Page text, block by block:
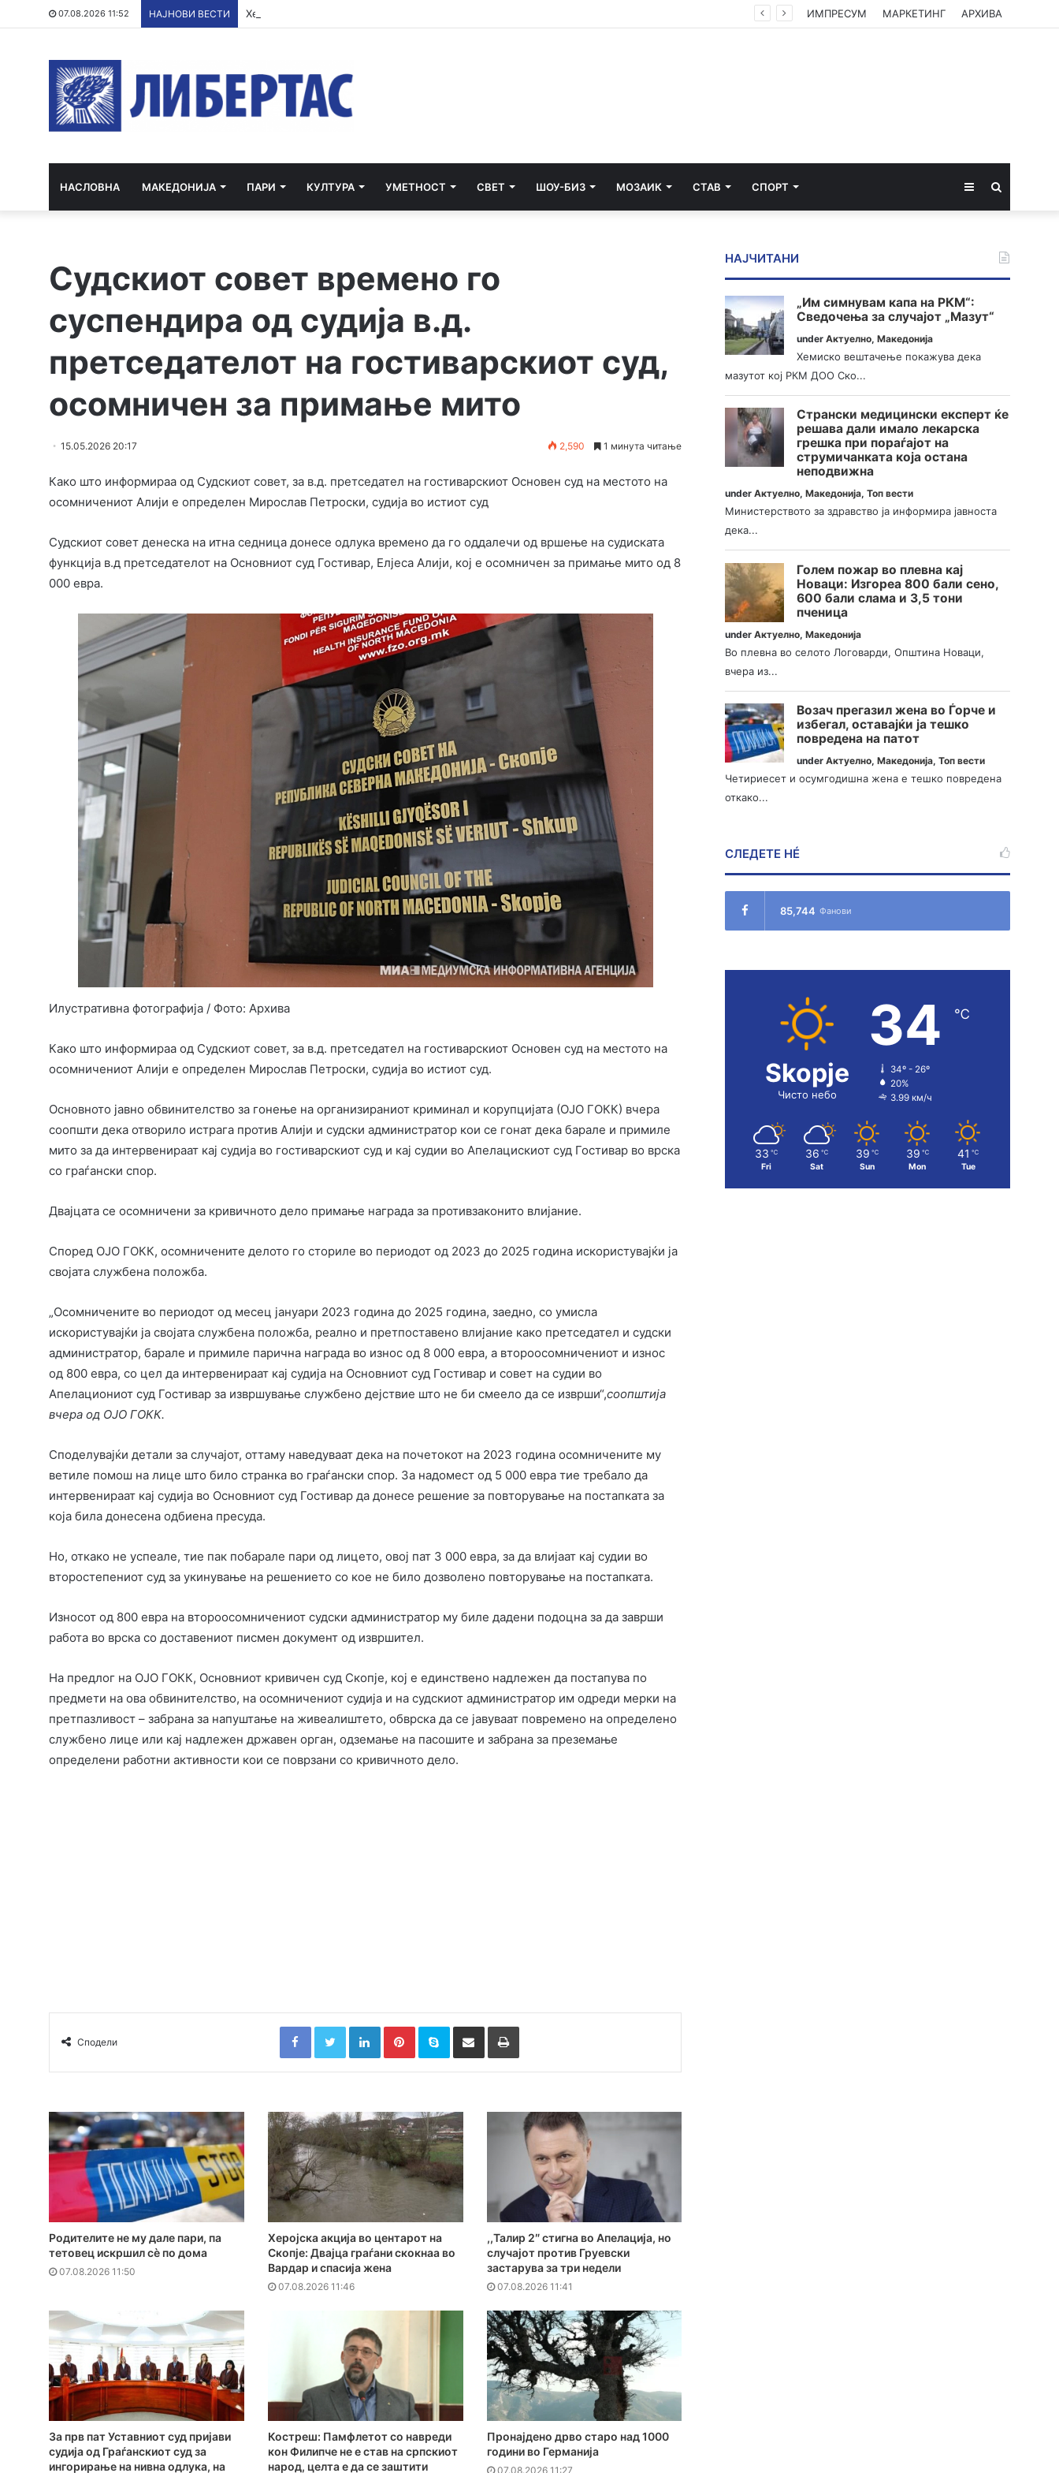
07.08.2026 11:52 НАЈНОВИ ВЕСТИ Херојска акција во центарот на Скопје: Двајца граѓани скокнаа во Вардар и спасија жена ИМПРЕСУМ МАРКЕТИНГ АРХИВА
НАСЛОВНА МАКЕДОНИЈА ПАРИ КУЛТУРА УМЕТНОСТ СВЕТ ШОУ-БИЗ МОЗАИК СТАВ СПОРТ Sidebar
Судскиот совет времено го
суспендира од судија в.д.
претседателот на гостиварскиот суд,
осомничен за примање мито
15.05.2026 20:17 2,590 1 минута читање
Како што информираа од Судскиот совет, за в.д. претседател на гостиварскиот Основен суд на местото на
осомничениот Алији е определен Мирослав Петроски, судија во истиот суд
Судскиот совет денеска на итна седница донесе одлука времено да го оддалечи од вршење на судиската
функција в.д претседателот на Основниот суд Гостивар, Елјеса Алији, кој е осомничен за примање мито од 8
000 евра.
Илустративна фотографија / Фото: Архива
Како што информираа од Судскиот совет, за в.д. претседател на гостиварскиот Основен суд на местото на
осомничениот Алији е определен Мирослав Петроски, судија во истиот суд.
Основното јавно обвинителство за гонење на организираниот криминал и корупцијата (ОЈО ГОКК) вчера
соопшти дека отворило истрага против Алији и судски администратор кои се гонат дека барале и примиле
мито за да интервенираат кај судија во гостиварскиот суд и кај судии во Апелацискиот суд Гостивар во врска
со граѓански спор.
Двајцата се осомничени за кривичното дело примање награда за противзаконито влијание.
Според ОЈО ГОКК, осомничените делото го сториле во периодот од 2023 до 2025 година искористувајќи ја
својата службена положба.
„Осомничените во периодот од месец јануари 2023 година до 2025 година, заедно, со умисла
искористувајќи ја својата службена положба, реално и претпоставено влијание како претседател и судски
администратор, барале и примиле парична награда во износ од 8 000 евра, а второосомничениот и износ
од 800 евра, со цел да интервенираат кај судија на Основниот суд Гостивар и совет на судии во
Апелациониот суд Гостивар за извршување службено дејствие што не би смеело да се изврши“,соопштија
вчера од ОЈО ГОКК.
Споделувајќи детали за случајот, оттаму наведуваат дека на почетокот на 2023 година осомничените му
ветиле помош на лице што било странка во граѓански спор. За надомест од 5 000 евра тие требало да
интервенираат кај судија во Основниот суд Гостивар да донесе решение за повторување на постапката за
која била донесена одбиена пресуда.
Но, откако не успеале, тие пак побарале пари од лицето, овој пат 3 000 евра, за да влијаат кај судии во
второстепениот суд за укинување на решението со кое не било дозволено повторување на постапката.
Износот од 800 евра на второосомничениот судски администратор му биле дадени подоцна за да заврши
работа во врска со доставениот писмен документ од извршител.
На предлог на ОЈО ГОКК, Основниот кривичен суд Скопје, кој е единствено надлежен да постапува по
предмети на ова обвинителство, на осомничениот судија и на судскиот администратор им одреди мерки на
претпазливост – забрана за напуштање на живеалиштето, обврска да се јавуваат повремено на определено
службено лице или кај надлежен државен орган, одземање на пасошите и забрана за преземање
определени работни активности кои се поврзани со кривичното дело.
Сподели
FacebookTwitterLinkedInPinterestSkype Сподели преку Е-маил Испринтај
Родителите не му дале пари, па
тетовец искршил сѐ по дома
07.08.2026 11:50
Херојска акција во центарот на
Скопје: Двајца граѓани скокнаа во
Вардар и спасија жена
07.08.2026 11:46
,,Талир 2″ стигна во Апелација, но
случајот против Груевски
застарува за три недели
07.08.2026 11:41
За прв пат Уставниот суд пријави
судија од Граѓанскиот суд за
ингорирање на нивна одлука, на
Костреш: Памфлетот со навреди
кон Филипче не е став на српскиот
народ, целта е да се заштити
Пронајдено дрво старо над 1000
години во Германија
07.08.2026 11:27
НАЈЧИТАНИ
„Им симнувам капа на РКМ“:
Сведочења за случајот „Мазут“
underАктуелно,Македонија
Хемиско вештачење покажува дека
мазутот кој РКМ ДОО Ско...
Странски медицински експерт ќе
решава дали имало лекарска
грешка при пораѓајот на
струмичанката која остана
неподвижна
underАктуелно,Македонија,Топ вести
Министерството за здравство ја информира јавноста
дека...
Голем пожар во плевна кај
Новаци: Изгореа 800 бали сено,
600 бали слама и 3,5 тони
пченица
underАктуелно,Македонија
Во плевна во селото Логоварди, Општина Новаци,
вчера из...
Возач прегазил жена во Ѓорче и
избегал, оставајќи ја тешко
повредена на патот
underАктуелно,Македонија,Топ вести
Четириесет и осумгодишна жена е тешко повредена
откако...
СЛЕДЕТЕ НÉ
85,744 Фанови
Skopje
Чисто небо
34 ℃
34º - 26º
20%
3.99 км/ч
33 ℃
Fri
36 ℃
Sat
39 ℃
Sun
39 ℃
Mon
41 ℃
Tue